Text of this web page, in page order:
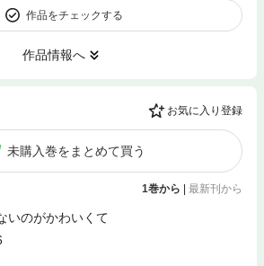
作品をチェックする
作品情報へ
お気に入り登録
未購入巻をまとめて買う
1巻から | 最新刊から
いのがかわいくて